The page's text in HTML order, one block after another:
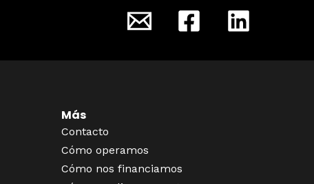
Más
Contacto
Cómo operamos
Cómo nos financiamos